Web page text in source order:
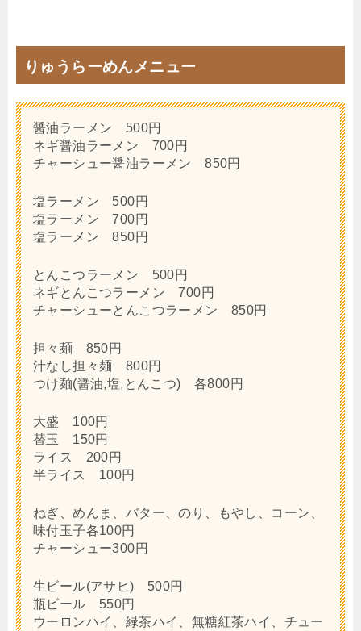
りゅうらーめんメニュー
醤油ラーメン 500円
ネギ醤油ラーメン 700円
チャーシュー醤油ラーメン 850円
塩ラーメン 500円
塩ラーメン 700円
塩ラーメン 850円
とんこつラーメン 500円
ネギとんこつラーメン 700円
チャーシューとんこつラーメン 850円
担々麺 850円
汁なし担々麺 800円
つけ麺(醤油,塩,とんこつ) 各800円
大盛 100円
替玉 150円
ライス 200円
半ライス 100円
ねぎ、めんま、バター、のり、もやし、コーン、
味付玉子各100円
チャーシュー300円
生ビール(アサヒ) 500円
瓶ビール 550円
ウーロンハイ、緑茶ハイ、無糖紅茶ハイ、チュー